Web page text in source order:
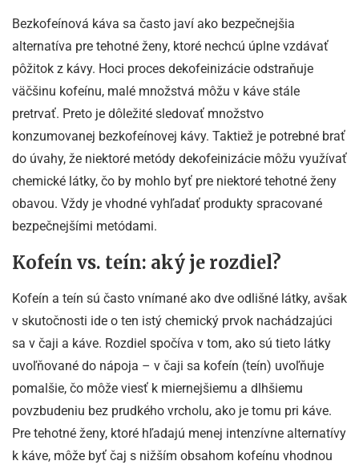
Bezkofeínová káva sa často javí ako bezpečnejšia
alternatíva pre tehotné ženy, ktoré nechcú úplne vzdávať
pôžitok z kávy. Hoci proces dekofeinizácie odstraňuje
väčšinu kofeínu, malé množstvá môžu v káve stále
pretrvať. Preto je dôležité sledovať množstvo
konzumovanej bezkofeínovej kávy. Taktiež je potrebné brať
do úvahy, že niektoré metódy dekofeinizácie môžu využívať
chemické látky, čo by mohlo byť pre niektoré tehotné ženy
obavou. Vždy je vhodné vyhľadať produkty spracované
bezpečnejšími metódami.
Kofeín vs. teín: aký je rozdiel?
Kofeín a teín sú často vnímané ako dve odlišné látky, avšak
v skutočnosti ide o ten istý chemický prvok nachádzajúci
sa v čaji a káve. Rozdiel spočíva v tom, ako sú tieto látky
uvoľňované do nápoja – v čaji sa kofeín (teín) uvoľňuje
pomalšie, čo môže viesť k miernejšiemu a dlhšiemu
povzbudeniu bez prudkého vrcholu, ako je tomu pri káve.
Pre tehotné ženy, ktoré hľadajú menej intenzívne alternatívy
k káve, môže byť čaj s nižším obsahom kofeínu vhodnou